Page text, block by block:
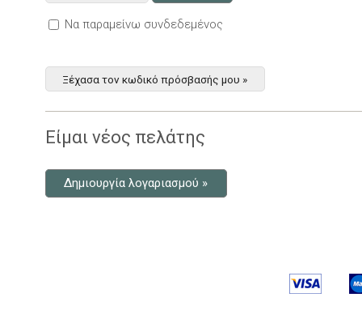
Να παραμείνω συνδεδεμένος
Ξέχασα τον κωδικό πρόσβασής μου »
Είμαι νέος πελάτης
Δημιουργία λογαριασμού »